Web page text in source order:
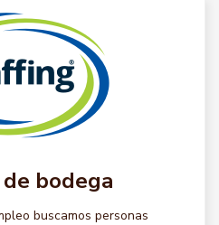
bodega
buscamos personas